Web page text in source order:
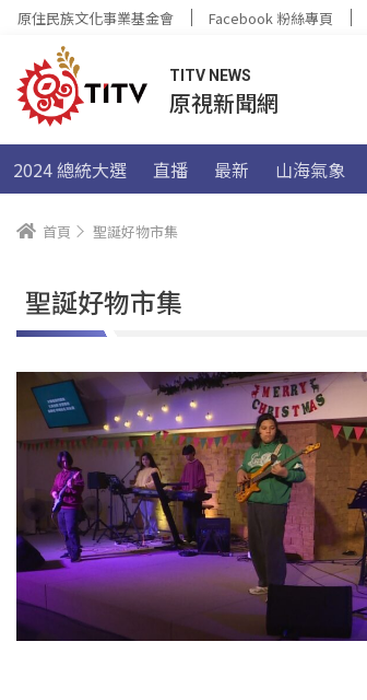
原住民族文化事業基金會 Facebook 粉絲專頁
TITV NEWS
原視新聞網
2024 總統大選 直播 最新 山海氣象
首頁 聖誕好物市集
聖誕好物市集